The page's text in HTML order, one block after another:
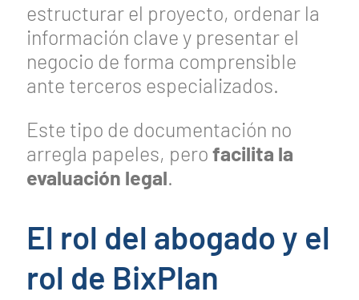
estructurar el proyecto, ordenar la
información clave y presentar el
negocio de forma comprensible
ante terceros especializados.
Este tipo de documentación no
arregla papeles, pero facilita la
evaluación legal.
El rol del abogado y el
rol de BixPlan